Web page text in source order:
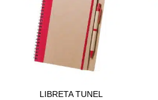
LIBRETA TUNEL